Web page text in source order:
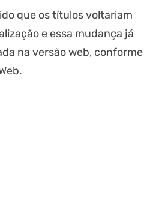
que os títulos voltariam
e essa mudança já
na versão web, conforme